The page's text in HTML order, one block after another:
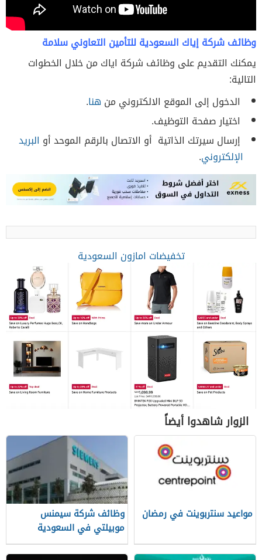
وظائف شركة إياك السعودية للتأمين التعاوني سلامة
يمكنك التقديم على وظائف شركة اياك من خلال الخطوات
التالية:
الدخول إلى الموقع الالكتروني من هنا.
اختيار صفحة التوظيف.
إرسال سيرتك الذاتية أو الاتصال بالرقم الموحد أو البريد
الإلكتروني.
تخفيضات امازون السعودية
الزوار شاهدوا أيضاً
مواعيد سنتربوينت في رمضان
وظائف شركة سيمنس
موبيلتي في السعودية
وطريقة التقديم